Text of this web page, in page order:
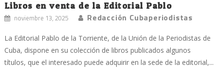
Libros en venta de la Editorial Pablo
noviembre 13, 2025 Redacción Cubaperiodistas
La Editorial Pablo de la Torriente, de la Unión de la Periodistas de
Cuba, dispone en su colección de libros publicados algunos
títulos, que el interesado puede adquirir en la sede de la editorial,...